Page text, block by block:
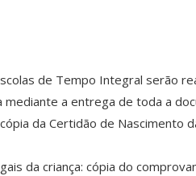
de Tempo Integral serão
a entrega de toda a
da Certidão de Nascimento
da criança: cópia do